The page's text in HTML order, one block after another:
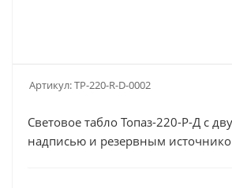
Артикул:TP-220-R-D-0002
Световое табло Топаз-220-Р-Д с
надписью и резервным